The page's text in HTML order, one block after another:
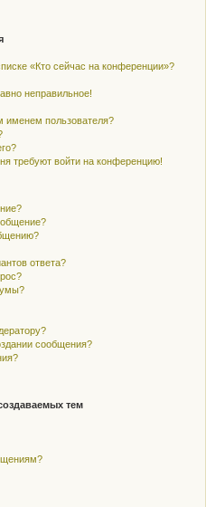
«Кто сейчас на конференции»?
неправильное!
именем пользователя?
требуют войти на конференцию!
ответа?
сообщения?
тем